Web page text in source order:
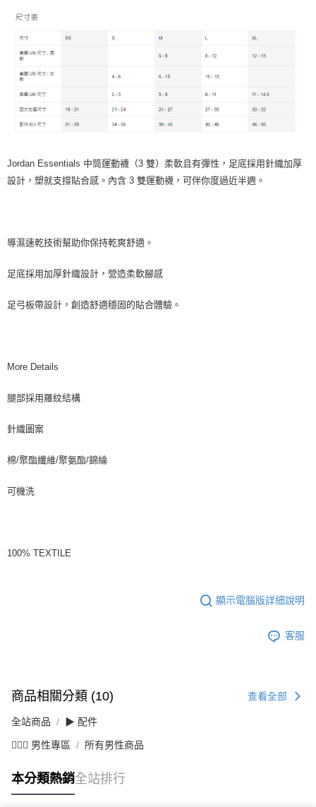
Jordan Essentials 中筒運動襪（3 雙）柔軟且有彈性，足底採用針織加厚
設計，塑就支撐貼合感。內含 3 雙運動襪，可伴你度過近半週。
導濕速乾技術幫助你保持乾爽舒適。
足底採用加厚針織設計，營造柔軟腳感
足弓板帶設計，創造舒適穩固的貼合體驗。
More Details
腿部採用羅紋結構
針織圖案
棉/聚酯纖維/聚氨酯/錦綸
可機洗
100% TEXTILE
顯示電腦版詳細說明
客服
商品相關分類 (10) 查看全部
全站商品 ▶ 配件
💁🏻‍♂️ 男性專區 所有男性商品
本分類熱銷全站排行